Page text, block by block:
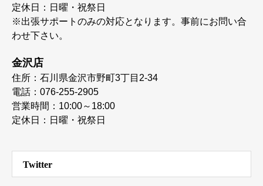
定休日：日曜・祝祭日
※出張サポートのみの対応となります。事前にお問い合
わせ下さい。
金沢店
住所：石川県金沢市野町3丁目2-34
電話：076-255-2905
営業時間：10:00～18:00
定休日：日曜・祝祭日
Twitter